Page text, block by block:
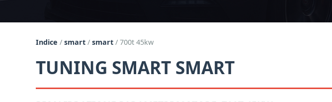
Indice / smart / smart / 700t 45kw
TUNING SMART SMART